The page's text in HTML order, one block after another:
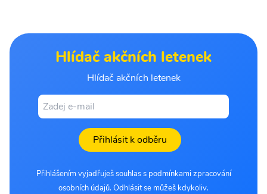
Hlídač akčních letenek
Hlídač akčních letenek
Přihlásit k odběru
Přihlášením vyjadřuješ souhlas s podmínkami zpracování
osobních údajů. Odhlásit se můžeš kdykoliv.